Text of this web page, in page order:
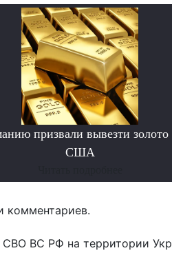
призвали вывезти золото
США
комментариев.
СВО ВС РФ на территории